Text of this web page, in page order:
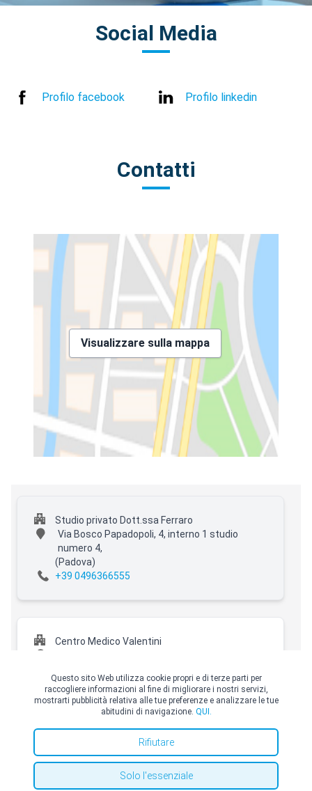
Social Media
Profilo facebook Profilo linkedin
Contatti
Visualizzare sulla mappa
Studio privato Dott.ssa Ferraro
Via Bosco Papadopoli, 4, interno 1 studio
numero 4,
(Padova)
+39 0496366555
Centro Medico Valentini
Via Bologna, 5A, Mira, (Mira)
+39 0418040106
© Copyright Top Doctors 2026. All Right Reserved. Designed and Developed by
Politica sui cookie
Questo sito Web utilizza cookie propri e di terze parti per
raccogliere informazioni al fine di migliorare i nostri servizi,
mostrarti pubblicità relativa alle tue preferenze e analizzare le tue
abitudini di navigazione. QUI.
Rifiutare
Solo l'essenziale